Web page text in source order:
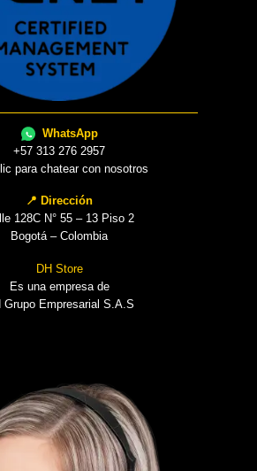
WhatsApp
+57 313 276 2957
para chatear con nosotros
📍 Dirección
128C N° 55 – 13 Piso 2
Bogotá – Colombia
DH Store
Es una empresa de
Grupo Empresarial S.A.S